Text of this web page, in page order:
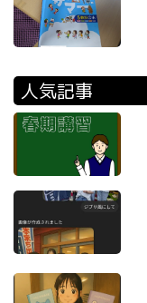
人気記事